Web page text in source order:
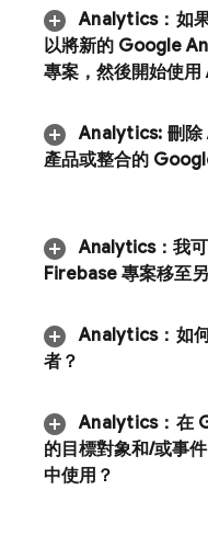
Analytics： 如
以將新的 Google
專案，然後開始使用
Analytics: 刪
產品或整合的
Analytics：我
Firebase 專案移至
Analytics： 如
者？
Analytics： 在
的目標對象和/或事
中使用？